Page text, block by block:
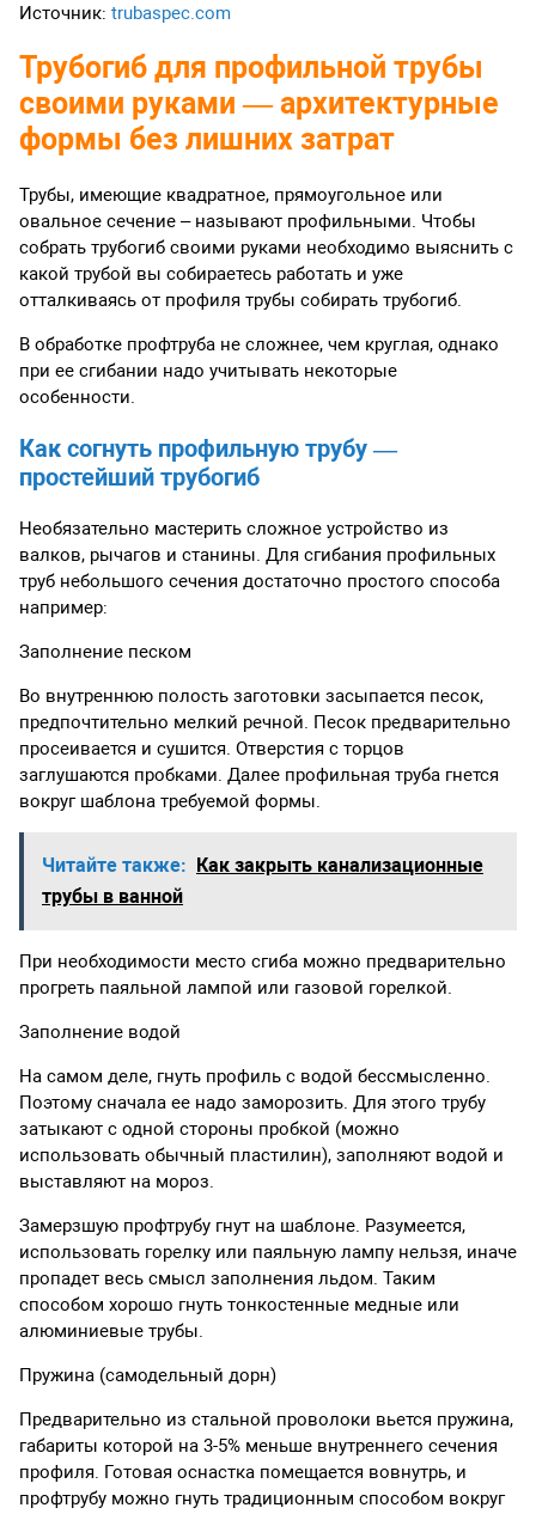
Источник: trubaspec.com
Трубогиб для профильной трубы
своими руками — архитектурные
формы без лишних затрат
Трубы, имеющие квадратное, прямоугольное или
овальное сечение – называют профильными. Чтобы
собрать трубогиб своими руками необходимо выяснить с
какой трубой вы собираетесь работать и уже
отталкиваясь от профиля трубы собирать трубогиб.
В обработке профтруба не сложнее, чем круглая, однако
при ее сгибании надо учитывать некоторые
особенности.
Как согнуть профильную трубу —
простейший трубогиб
Необязательно мастерить сложное устройство из
валков, рычагов и станины. Для сгибания профильных
труб небольшого сечения достаточно простого способа
например:
Заполнение песком
Во внутреннюю полость заготовки засыпается песок,
предпочтительно мелкий речной. Песок предварительно
просеивается и сушится. Отверстия с торцов
заглушаются пробками. Далее профильная труба гнется
вокруг шаблона требуемой формы.
Читайте также: Как закрыть канализационные
трубы в ванной
При необходимости место сгиба можно предварительно
прогреть паяльной лампой или газовой горелкой.
Заполнение водой
На самом деле, гнуть профиль с водой бессмысленно.
Поэтому сначала ее надо заморозить. Для этого трубу
затыкают с одной стороны пробкой (можно
использовать обычный пластилин), заполняют водой и
выставляют на мороз.
Замерзшую профтрубу гнут на шаблоне. Разумеется,
использовать горелку или паяльную лампу нельзя, иначе
пропадет весь смысл заполнения льдом. Таким
способом хорошо гнуть тонкостенные медные или
алюминиевые трубы.
Пружина (самодельный дорн)
Предварительно из стальной проволоки вьется пружина,
габариты которой на 3-5% меньше внутреннего сечения
профиля. Готовая оснастка помещается вовнутрь, и
профтрубу можно гнуть традиционным способом вокруг